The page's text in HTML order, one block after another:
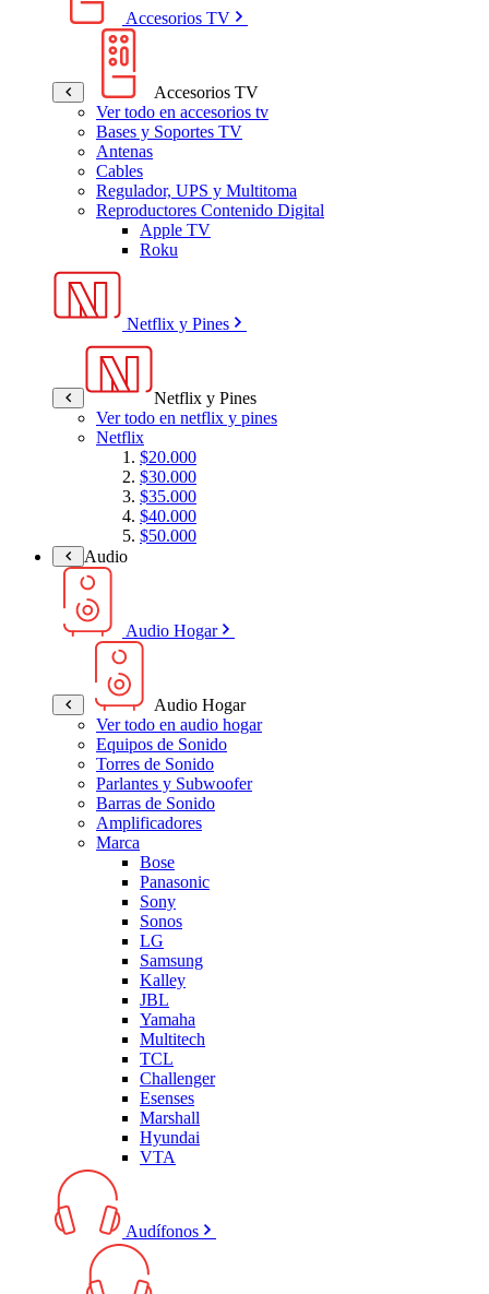
Accesorios TV
Accesorios TV
Ver todo en accesorios tv
Bases y Soportes TV
Antenas
Cables
Regulador, UPS y Multitoma
Reproductores Contenido Digital
Apple TV
Roku
Netflix y Pines
Netflix y Pines
Ver todo en netflix y pines
Netflix
$20.000
$30.000
$35.000
$40.000
$50.000
Audio
Audio Hogar
Audio Hogar
Ver todo en audio hogar
Equipos de Sonido
Torres de Sonido
Parlantes y Subwoofer
Barras de Sonido
Amplificadores
Marca
Bose
Panasonic
Sony
Sonos
LG
Samsung
Kalley
JBL
Yamaha
Multitech
TCL
Challenger
Esenses
Marshall
Hyundai
VTA
Audífonos